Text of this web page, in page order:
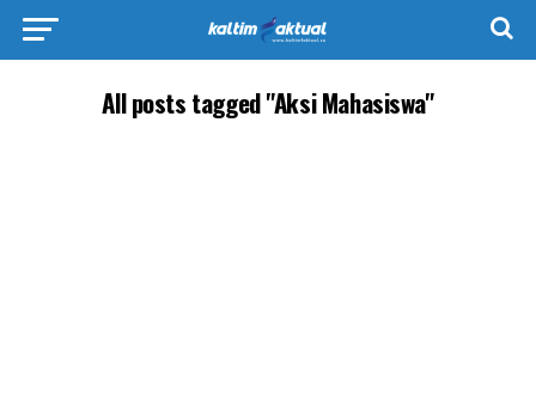
All posts tagged "Aksi Mahasiswa"